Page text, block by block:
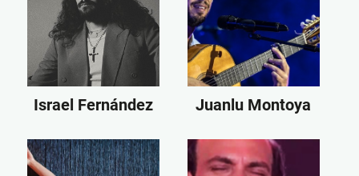
Israel Fernández Juanlu Montoya